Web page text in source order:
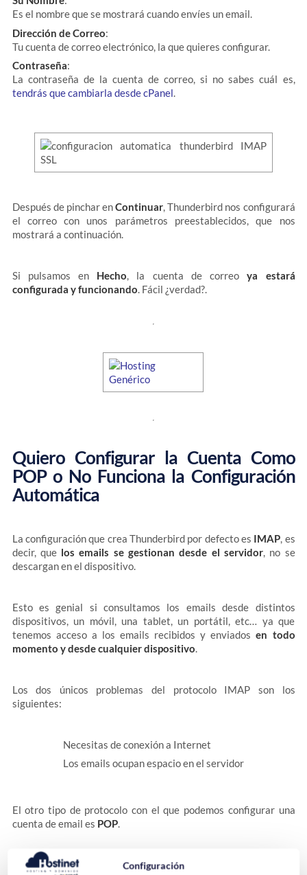
Es el nombre que se mostrará cuando envíes un email.
Dirección de Correo:
Tu cuenta de correo electrónico, la que quieres configurar.
Contraseña:
La contraseña de la cuenta de correo, si no sabes cuál es,
tendrás que cambiarla desde cPanel.
Después de pinchar enContinuar , Thunderbird nos configurará
el correo con unos parámetros preestablecidos, que nos
mostrará a continuación.
Si pulsamos en Hecho , la cuenta de correoya estará
configurada y funcionando . Fácil ¿verdad?.
Quiero Configurar la Cuenta Como
POP o No Funciona la Configuración
Automática
La configuración que crea Thunderbird por defecto es IMAP , es
decir, que los emails se gestionan desde el servidor, no se
descargan en el dispositivo.
Esto es genial si consultamos los emails desde distintos
dispositivos, un móvil, una tablet, un portátil, etc… ya que
tenemos acceso a los emails recibidos y enviadosen todo
momento y desde cualquier dispositivo
Los dos únicos problemas del protocolo IMAP son los
siguientes:
Necesitas de conexión a Internet
Los emails ocupan espacio en el servidor
El otro tipo de protocolo con el que podemos configurar una
cuenta de email es POP.
Al configurar la cuenta como POP,los emails se descargan en
Configuración